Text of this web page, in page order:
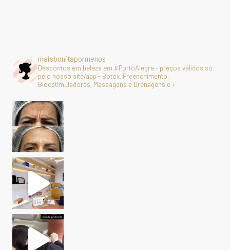
maisbonitapormenos
Descontos em beleza em #PortoAlegre - preços válidos só
pelo nosso site/app - Botox, Preenchimento,
Bioestimuladores, Massagens e Drenagens e +